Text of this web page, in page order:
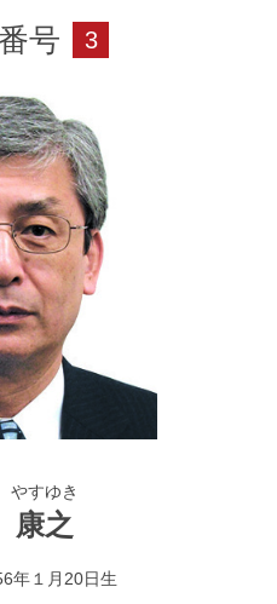
長執行役員就任
現任）
号 3
やすゆき
康之
年１月20日生